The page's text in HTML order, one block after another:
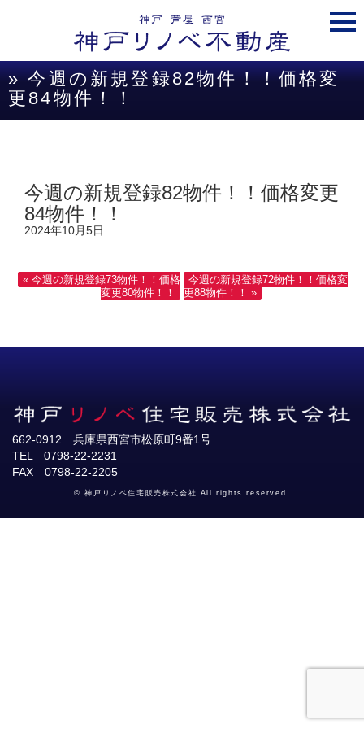
» 今週の新規登録82物件！！価格変
更84物件！！
今週の新規登録82物件！！価格変更
84物件！！
2024年10月5日
« 今週の新規登録73物件！！価格
変更80物件！！
今週の新規登録72物件！！価格変
更88物件！！ »
662-0912 兵庫県西宮市松原町9番1号
TEL 0798-22-2231
FAX 0798-22-2205
© 神戸リノベ住宅販売株式会社 All rights reserved.